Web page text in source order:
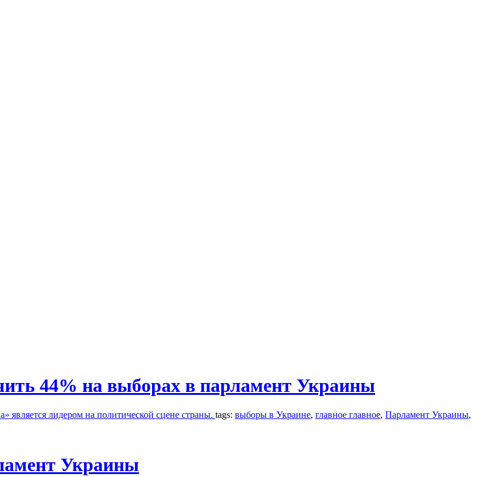
44% на выборах в парламент Украины
является лидером на политической сцене страны. tags: выборы в Украине, главное главное, Парламент Украины,
Украины